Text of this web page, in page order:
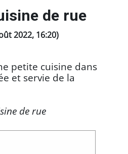
de rue
2022, 16:20)
petite cuisine dans
et servie de la
de rue